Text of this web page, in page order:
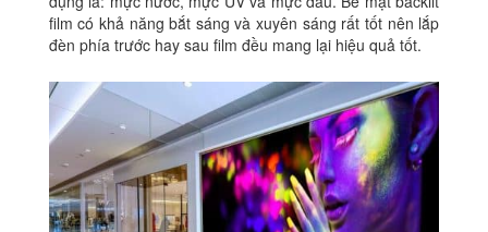
film có khả năng bắt sáng và xuyên sáng rất tốt nên lắp
đèn phía trước hay sau film đều mang lại hiệu quả tốt.